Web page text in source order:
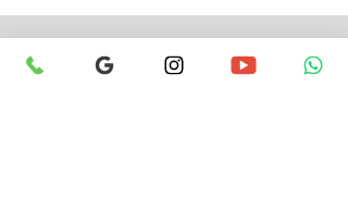
Çene Darlıkları Tedavisi